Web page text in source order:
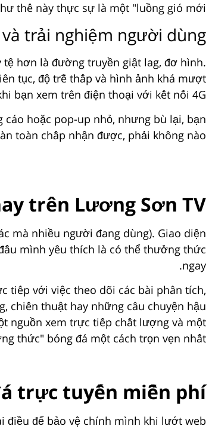
thế này thực sự là một "luồng gió mới".
trải nghiệm người dùng
hơn là đường truyền giật lag, đơ hình.
tục, độ trễ thấp và hình ảnh khá mượt
bạn xem trên điện thoại với kết nối 4G.
hoặc pop-up nhỏ, nhưng bù lại, bạn
toàn chấp nhận được, phải không nào?
trên Lương Sơn TV?
mà nhiều người đang dùng). Giao diện
mình yêu thích là có thể thưởng thức
ngay.
tiếp với việc theo dõi các bài phân tích,
chiến thuật hay những câu chuyện hậu
nguồn xem trực tiếp chất lượng và một
thức" bóng đá một cách trọn vẹn nhất.
trực tuyến miễn phí
điều để bảo vệ chính mình khi lướt web: